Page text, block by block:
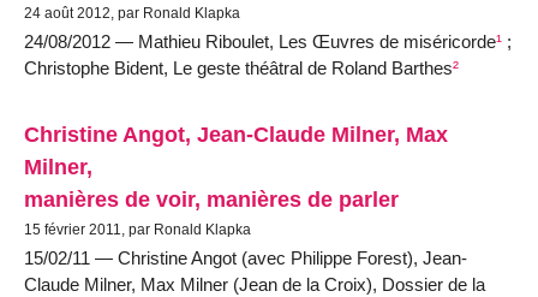
24 août 2012, par Ronald Klapka
24/08/2012 — Mathieu Riboulet, Les Œuvres de miséricorde¹ ;
Christophe Bident, Le geste théâtral de Roland Barthes²
Christine Angot, Jean-Claude Milner, Max
Milner,
manières de voir, manières de parler
15 février 2011, par Ronald Klapka
15/02/11 — Christine Angot (avec Philippe Forest), Jean-
Claude Milner, Max Milner (Jean de la Croix), Dossier de la